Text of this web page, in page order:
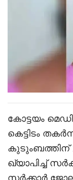
കോട്ടയം
കെട്ടിടം
കുടുംബത്തിന്
ഖ്യാപിച്ച്
സർക്കാർ